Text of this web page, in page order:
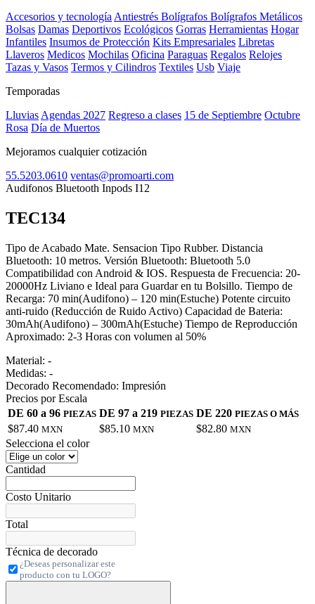
Accesorios y tecnología Antiestrés Bolígrafos Bolígrafos Metálicos
Bolsas Damas Deportivos Ecológicos Gorras Herramientas Hogar
Infantiles Insumos de Protección Kits Empresariales Libretas
Llaveros Medicos Mochilas Oficina Paraguas Regalos Relojes
Tazas y Vasos Termos y Cilindros Textiles Usb Viaje
Temporadas
Lluvias Agendas 2027 Regreso a clases 15 de Septiembre Octubre
Rosa Día de Muertos
Mejoramos cualquier cotización
55.5203.0610 ventas@promoarti.com
Audifonos Bluetooth Inpods I12
TEC134
Tipo de Acabado Mate. Sensacion Tipo Rubber. Distancia
Bluetooth: 10 metros. Versión Bluetooth: Bluetooth 5.0
Compatibilidad con Android & IOS. Respuesta de Frecuencia: 20-
20000Hz Liviano e Ideal para Guardar en tu Bolsillo. Tiempo de
Recarga: 70 min(Audifono) – 120 min(Estuche) Potente circuito
anti-ruido (Reducción de Ruido Activo) Capacidad de Bateria:
30mAh(Audifono) – 300mAh(Estuche) Tiempo de Reproducción
Aproximado: 2-3 Horas con volumen al 50%
Material: -
Medidas: -
Decorado Recomendado: Impresión
Precios por Escala
DE 60 a 96 PIEZAS DE 97 a 219 PIEZAS DE 220 PIEZAS O MÁS
$87.40 MXN $85.10 MXN $82.80 MXN
Selecciona el color
Cantidad
Costo Unitario
Total
Técnica de decorado
¿Deseas personalizar este
producto con tu LOGO?